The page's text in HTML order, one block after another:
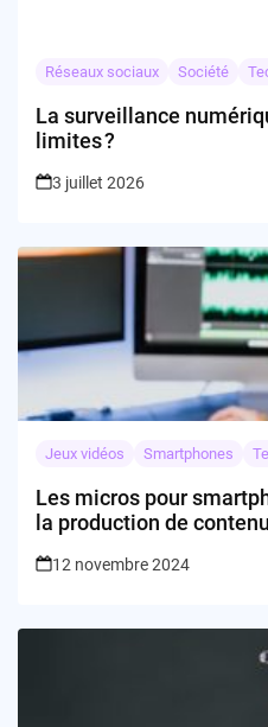
Réseaux sociaux Société
La surveillance
limites ?
3 juillet 2026
Jeux vidéos Smartphones
Les micros pour
la production de
12 novembre 2024